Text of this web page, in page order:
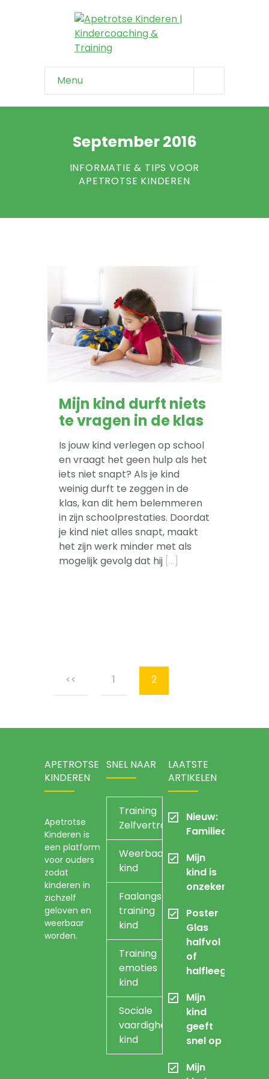
Menu
Home
Info & tips
-- Onzeker kind
-- Negatief zelfbeeld
-- Faalangst
-- Pesten
-- Gevoelig kind
-- Boos kind
-- Verlegen kind
-- Weinig vrienden
Trainingen
-- Training Zelfvertrouwen
-- Weerbaarheidstraining kind
-- Faalangst training kind
-- Training emoties kind
-- Sova-training kind
Artikelen
September 2016
INFORMATIE & TIPS VOOR
APETROTSE KINDEREN
Mijn kind durft niets
te vragen in de klas
Is jouw kind verlegen op school
en vraagt het geen hulp als het
iets niet snapt? Als je kind
weinig durft te zeggen in de
klas, kan dit hem belemmeren
in zijn schoolprestaties. Doordat
je kind niet alles snapt, maakt
het zijn werk minder met als
mogelijk gevolg dat hij […]
Posts
navigation
<< 1 2
APETROTSE
KINDEREN
Apetrotse
Kinderen is
een platform
voor ouders
zodat
kinderen in
zichzelf
geloven en
weerbaar
worden.
SNEL NAAR
Training
Zelfvertrouwen
Weerbaarheidstraining
kind
Faalangst
training
kind
Training
emoties
kind
Sociale
vaardigheidstraining
kind
LAATSTE
ARTIKELEN
Nieuw:
Mijn
kind is
onzeker
Poster
Glas
halfvol
of
halfleeg
Mijn
kind
geeft
snel op
Mijn